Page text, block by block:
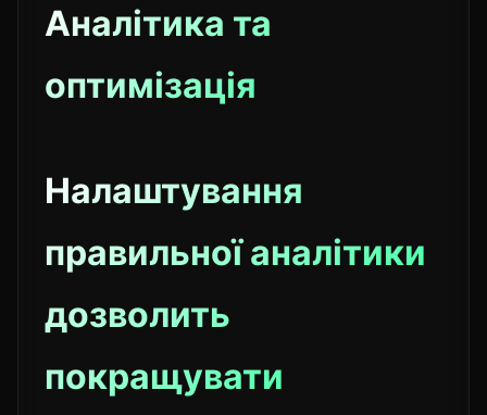
Аналітика та
оптимізація
Налаштування
правильної аналітики
дозволить
покращувати